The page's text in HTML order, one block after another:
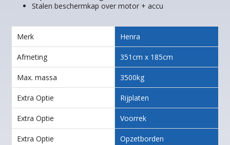
Stalen beschermkap over motor + accu
Merk Henra
Afmeting 351cm x 185cm
Max. massa 3500kg
Extra Optie Rijplaten
Extra Optie Voorrek
Extra Optie Opzetborden